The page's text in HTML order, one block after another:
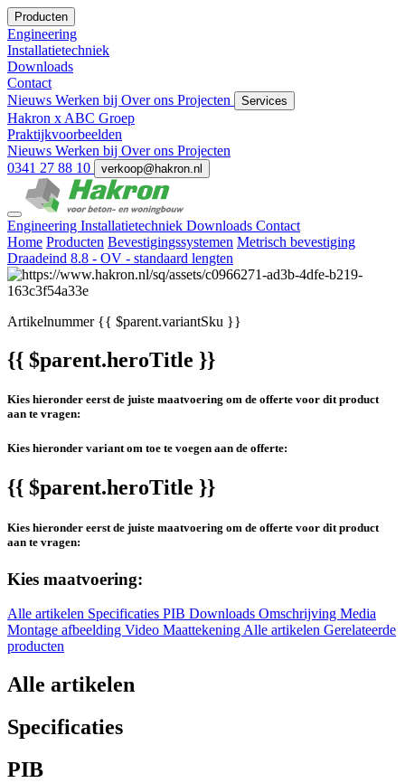
Producten
Engineering
Installatietechniek
Downloads
Contact
Nieuws Werken bij Over ons Projecten Services
Hakron x ABC Groep
Praktijkvoorbeelden
Nieuws Werken bij Over ons Projecten
0341 27 88 10
verkoop@hakron.nl
Engineering Installatietechniek Downloads Contact
Home Producten Bevestigingssystemen Metrisch bevestiging
Draadeind 8.8 - OV - standaard lengten
Artikelnummer{{ $parent.variantSku }}
{{ $parent.heroTitle }}
Kies hieronder eerst de juiste maatvoering om de offerte voor dit product
aan te vragen:
Kies hieronder variant om toe te voegen aan de offerte:
{{ $parent.heroTitle }}
Kies hieronder eerst de juiste maatvoering om de offerte voor dit product
aan te vragen:
Kies maatvoering:
Alle artikelen Specificaties PIB Downloads Omschrijving Media
Montage afbeelding Video MaattekeningAlle artikelen Gerelateerde
producten
Alle artikelen
Specificaties
PIB